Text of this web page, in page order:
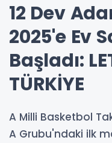
12 Dev
2025'e Ev
Başladı:
TÜRKİYE
A Milli Basketbol
A Grubu'ndaki ilk